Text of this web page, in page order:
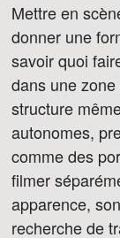
Mettre en
donner une
savoir quoi
dans une
structure
autonomes,
comme des
filmer
apparence,
recherche de